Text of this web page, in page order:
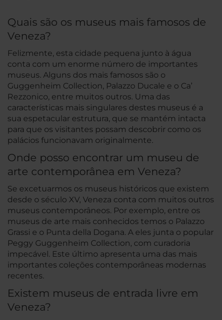
Quais são os museus mais famosos de
Veneza?
Felizmente, esta cidade pequena junto à água
conta com um enorme número de importantes
museus. Alguns dos mais famosos são o
Guggenheim Collection, Palazzo Ducale e o Ca’
Rezzonico, entre muitos outros. Uma das
características mais singulares destes museus é a
sua espetacular estrutura, que se mantém intacta
para que os visitantes possam descobrir como os
palácios funcionavam originalmente.
Onde posso encontrar um museu de
arte contemporânea em Veneza?
Se excetuarmos os museus históricos que existem
desde o século XV, Veneza conta com muitos outros
museus contemporâneos. Por exemplo, entre os
museus de arte mais conhecidos temos o Palazzo
Grassi e o Punta della Dogana. A eles junta o popular
Peggy Guggenheim Collection, com curadoria
impecável. Este último apresenta uma das mais
importantes coleções contemporâneas modernas
recentes.
Existem museus de entrada livre em
Veneza?